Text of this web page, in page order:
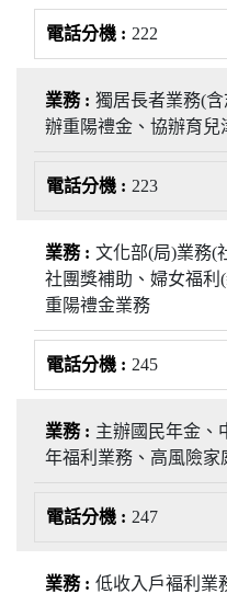
222
獨居長者業務(
辦重陽禮金、協辦育兒
223
文化部(局)業務(
社團獎補助、婦女福利
重陽禮金業務
245
主辦國民年金、
年福利業務、高風險家
247
低收入戶褔利業